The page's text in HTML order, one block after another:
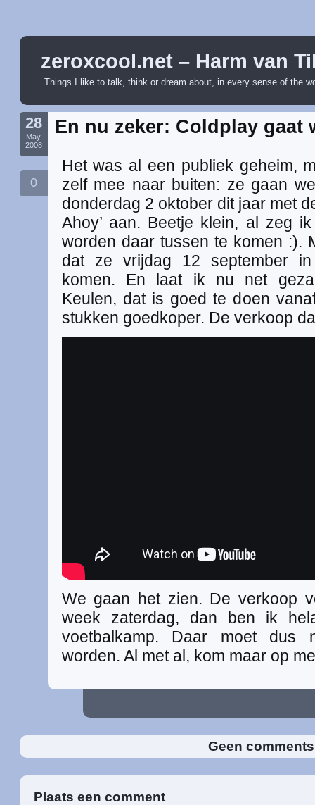
zeroxcool.net – Harm van
Things I like to talk, think or dream about, in every sense of the
28
May
2008
0
En nu zeker: Coldplay gaat
Het was al een publiek geheim,
zelf mee naar buiten: ze gaan
donderdag 2 oktober dit jaar met
Ahoy’ aan. Beetje klein, al zeg
worden daar tussen te komen :).
dat ze vrijdag 12 september
komen. En laat ik nu net
Keulen, dat is goed te doen
stukken goedkoper. De verkoop
We gaan het zien. De verkoop
week zaterdag, dan ben ik
voetbalkamp. Daar moet dus
worden. Al met al, kom maar op
Geen
Plaats een comment